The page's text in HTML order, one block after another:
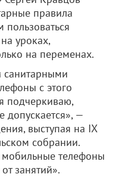
правила
уроках,
на переменах.
санитарными
с этого
подчеркиваю,
допускается», —
выступая на IX
собрании.
телефоны
занятий».